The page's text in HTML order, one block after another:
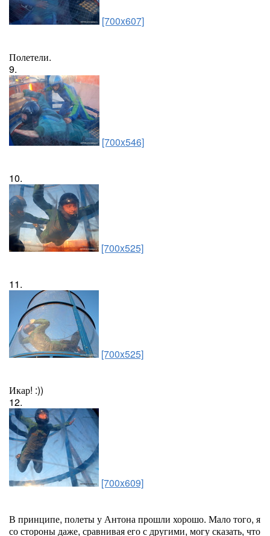
[700x607]
Полетели.
9.
[700x546]
10.
[700x525]
11.
[700x525]
Икар! :))
12.
[700x609]
В принципе, полеты у Антона прошли хорошо. Мало того, я
со стороны даже, сравнивая его с другими, могу сказать, что